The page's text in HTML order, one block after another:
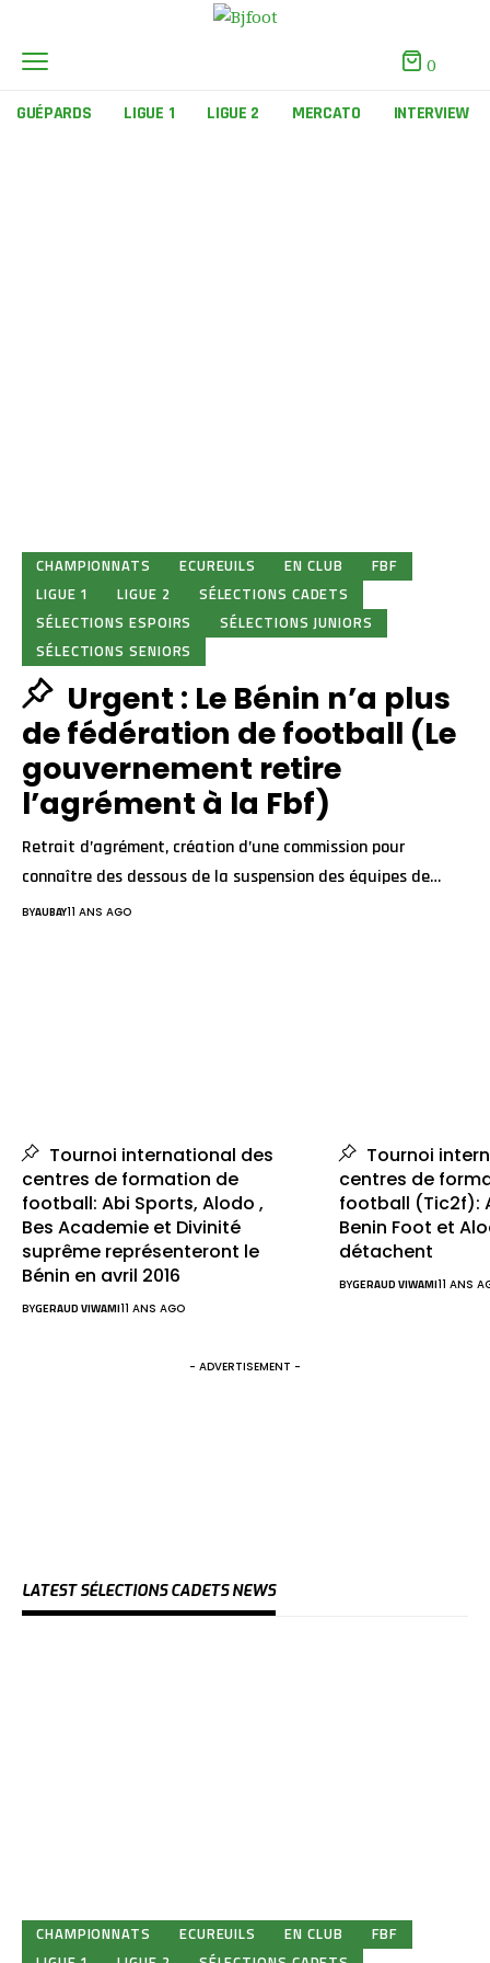
0
GUÉPARDS LIGUE 1 LIGUE 2 MERCATO INTERVIEW
CHAMPIONNATS ECUREUILS EN CLUB
FBF
LIGUE 1
LIGUE 2
SÉLECTIONS CADETS
SÉLECTIONS ESPOIRS
SÉLECTIONS JUNIORS
SÉLECTIONS SENIORS
Urgent : Le Bénin n’a plus
de fédération de football (Le
gouvernement retire
l’agrément à la Fbf)
Retrait d’agrément, création d’une commission pour
connaître des dessous de la suspension des équipes de…
BYAUBAY11 ANS AGO
Tournoi international des
centres de formation de
football: Abi Sports, Alodo ,
Bes Academie et Divinité
suprême représenteront le
Bénin en avril 2016
BYGERAUD VIWAMI11 ANS AGO
Tournoi
centres de
football (Tic2f):
Benin Foot et
détachent
BYGERAUD VIWAMI11 ANS
- ADVERTISEMENT -
LATEST SÉLECTIONS CADETS NEWS
CHAMPIONNATS ECUREUILS EN CLUB
FBF